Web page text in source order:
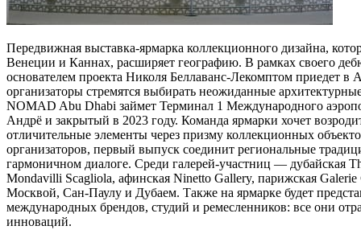
Передвижная выставка-ярмарка коллекционного дизайна,
Венеции и Каннах, расширяет географию. В рамках своего
основателем проекта Николя Беллаванс-Лекомптом приедет в
организаторы стремятся выбирать неожиданные
NOMAD Abu Dhabi займет Терминал 1 Международного
Андрё и закрытый в 2023 году. Команда ярмарки хочет
отличительные элементы через призму коллекционных
организаторов, первый выпуск соединит региональные
гармоничном диалоге. Среди галерей-участниц — дубайская
Mondavilli Scagliola, афинская Ninetto Gallery, парижская
Москвой, Сан-Паулу и Дубаем. Также на ярмарке будет
международных брендов, студий и ремесленников: все они
инноваций.